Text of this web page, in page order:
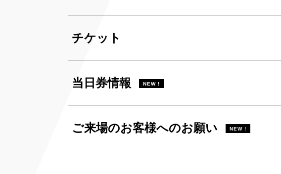
チケット
当日券情報 NEW !
ご来場のお客様へのお願い NEW !